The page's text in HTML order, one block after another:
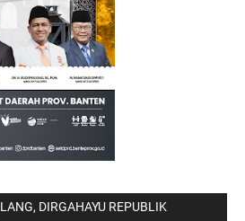
DIRGAHAYU REPUBLIK